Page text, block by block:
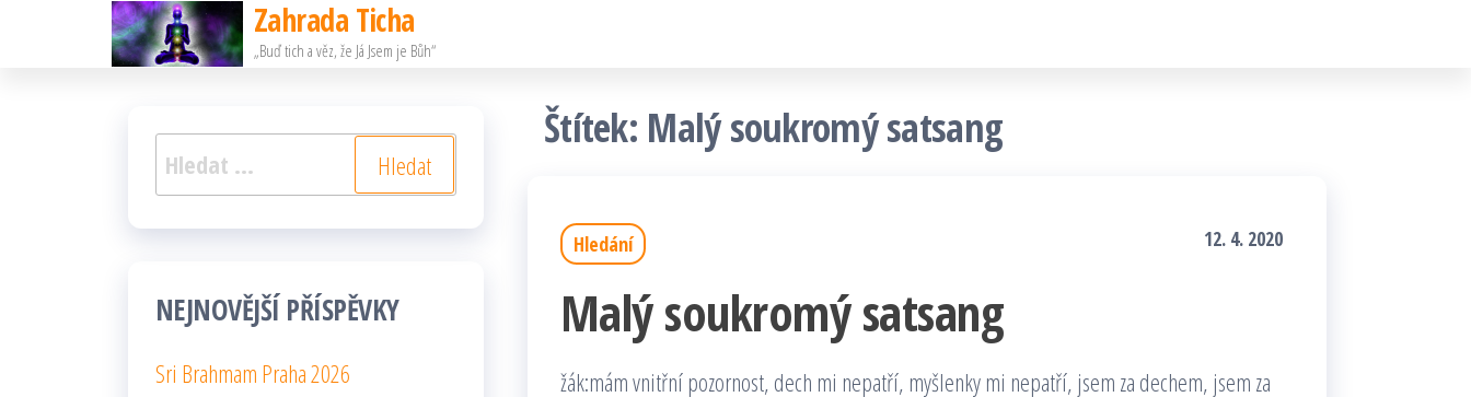
Zahrada Ticha
„Buď tich a věz, že Já Jsem je Bůh“
Štítek: Malý soukromý satsang
Hledání 12. 4. 2020
Malý soukromý satsang
žák:mám vnitřní pozornost, dech mi nepatří, myšlenky mi nepatří, jsem za dechem, jsem za
Vyhledávání
NEJNOVĚJŠÍ PŘÍSPĚVKY
Sri Brahmam Praha 2026